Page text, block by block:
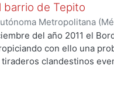
barrio de Tepito
Metropolitana
Información.,2014-02-06
del año 2011 el
con ello una
clandestinos